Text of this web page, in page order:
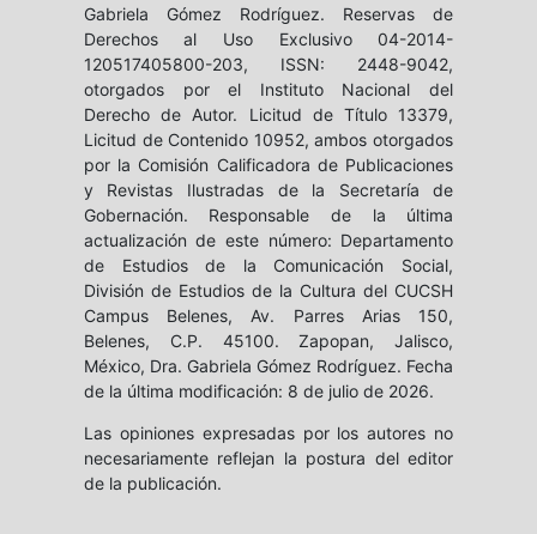
Gabriela Gómez Rodríguez. Reservas de
Derechos al Uso Exclusivo 04-2014-
120517405800-203, ISSN: 2448-9042,
otorgados por el Instituto Nacional del
Derecho de Autor. Licitud de Título 13379,
Licitud de Contenido 10952, ambos otorgados
por la Comisión Calificadora de Publicaciones
y Revistas Ilustradas de la Secretaría de
Gobernación. Responsable de la última
actualización de este número: Departamento
de Estudios de la Comunicación Social,
División de Estudios de la Cultura del CUCSH
Campus Belenes, Av. Parres Arias 150,
Belenes, C.P. 45100. Zapopan, Jalisco,
México, Dra. Gabriela Gómez Rodríguez. Fecha
de la última modificación: 8 de julio de 2026.
Las opiniones expresadas por los autores no
necesariamente reflejan la postura del editor
de la publicación.